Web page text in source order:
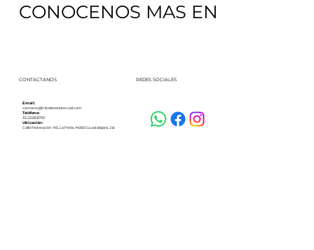
CONOCENOS MAS EN
CONTACTANOS
Email:
contacto@nibeleresidencial.com
Teléfono:
33 2228 8793
Ubicación:
Calle Federación 415, La Perla, 44360 Guadalajara, Jal.
REDES SOCIALES